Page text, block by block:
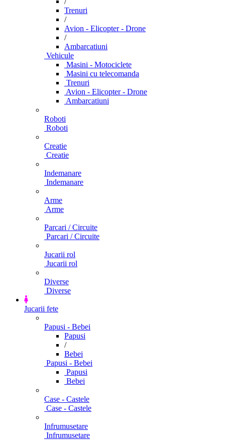
Trenuri
/
Avion - Elicopter - Drone
/
Ambarcatiuni
Vehicule
Masini - Motociclete
Masini cu telecomanda
Trenuri
Avion - Elicopter - Drone
Ambarcatiuni
Roboti
Roboti
Creatie
Creatie
Indemanare
Indemanare
Arme
Arme
Parcari / Circuite
Parcari / Circuite
Jucarii rol
Jucarii rol
Diverse
Diverse
Jucarii fete
Papusi - Bebei
Papusi
/
Bebei
Papusi - Bebei
Papusi
Bebei
Case - Castele
Case - Castele
Infrumusetare
Infrumusetare